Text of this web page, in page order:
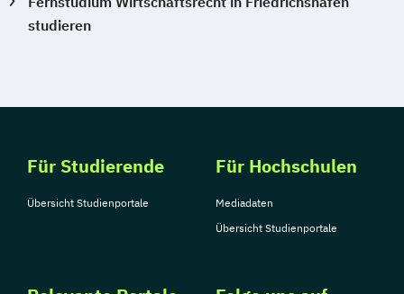
studieren
Für Studierende
Übersicht Studienportale
Für Hochschulen
Mediadaten
Übersicht Studienportale